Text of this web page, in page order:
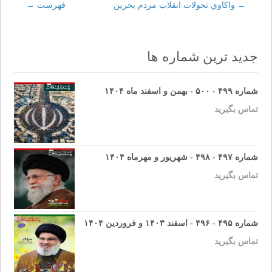
Post
navigation
← واكاوي تحولات انقلاب مردم بحرین فهرست →
جدید ترین شماره ها
شماره ۴۹۹ - ۵۰۰ - بهمن و اسفند ماه ۱۴۰۴
تماس بگیرید
شماره ۴۹۷ - ۴۹۸ - شهریور و مهرماه ۱۴۰۴
تماس بگیرید
شماره ۴۹۵ - ۴۹۶ - اسفند ۱۴۰۳ و فروردین ۱۴۰۴
تماس بگیرید